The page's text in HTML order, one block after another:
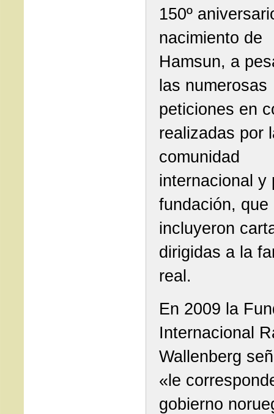
150º
nacimiento de
Hamsun, a
las numerosas
peticiones en
realizadas por
comunidad
internacional y
fundación, que
incluyeron
dirigidas a la
real.
En 2009 la
Internacional
Wallenberg
«le
gobierno